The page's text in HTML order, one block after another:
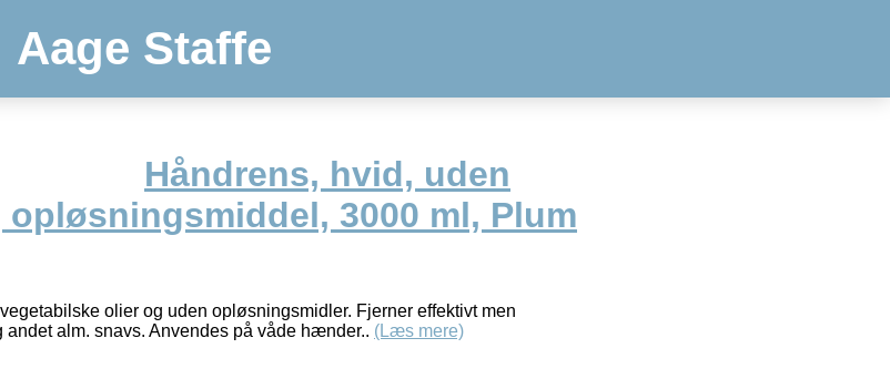
Aage Staffe
Håndrens, hvid, uden
3000 ml, Plum
olier og uden opløsningsmidler. Fjerner effektivt men
alm. snavs. Anvendes på våde hænder.. (Læs mere)